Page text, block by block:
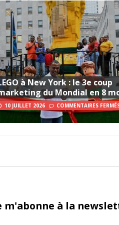
à New York : le 3e coup
du Mondial en 8
10 JUILLET 2026 COMMENTAIRES
m'abonne à la